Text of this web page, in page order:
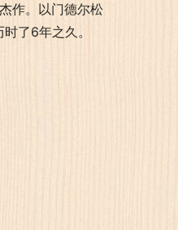
作。以门德尔松
了6年之久。